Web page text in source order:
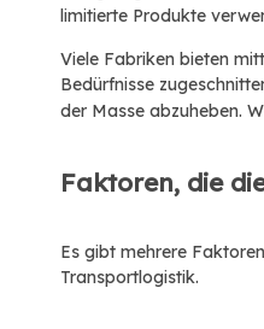
limitierte Produkte
Viele Fabriken bieten
Bedürfnisse
der Masse abzuheben.
Faktoren, die
Es gibt mehrere
Transportlogistik.